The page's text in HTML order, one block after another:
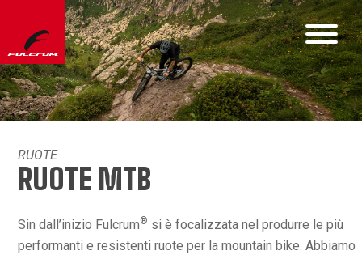
RUOTE
RUOTE MTB
Sin dall’inizio Fulcrum® si è focalizzata nel produrre le più
performanti e resistenti ruote per la mountain bike. Abbiamo